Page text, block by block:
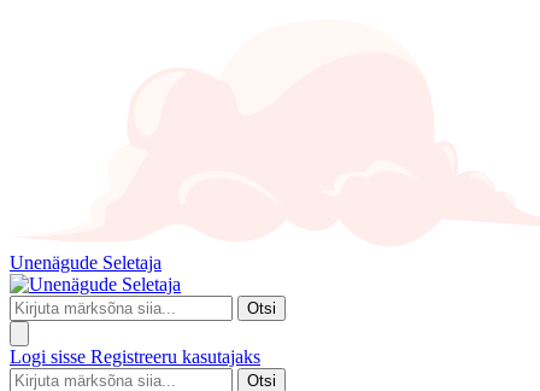
Unenägude Seletaja
Otsi
Logi sisse Registreeru kasutajaks
Otsi